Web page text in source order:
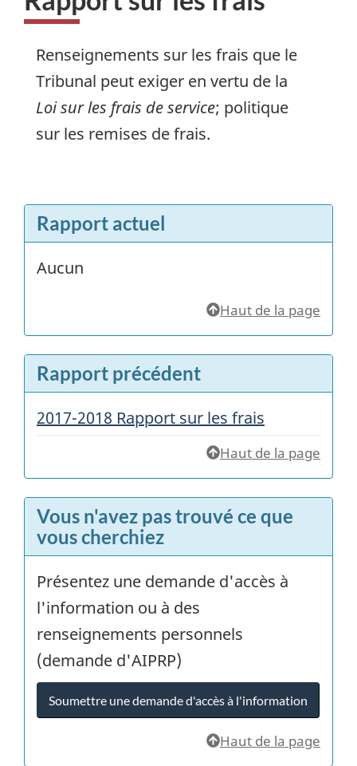
Renseignements sur les frais que le
Tribunal peut exiger en vertu de la
Loi sur les frais de service; politique
sur les remises de frais.
Rapport actuel
Aucun
Haut de la page
Rapport précédent
2017-2018 Rapport sur les frais
Haut de la page
Vous n'avez pas trouvé ce que
vous cherchiez
Présentez une demande d'accès à
l'information ou à des
renseignements personnels
(demande d'AIPRP)
Soumettre une demande d'accès à l'information
Haut de la page